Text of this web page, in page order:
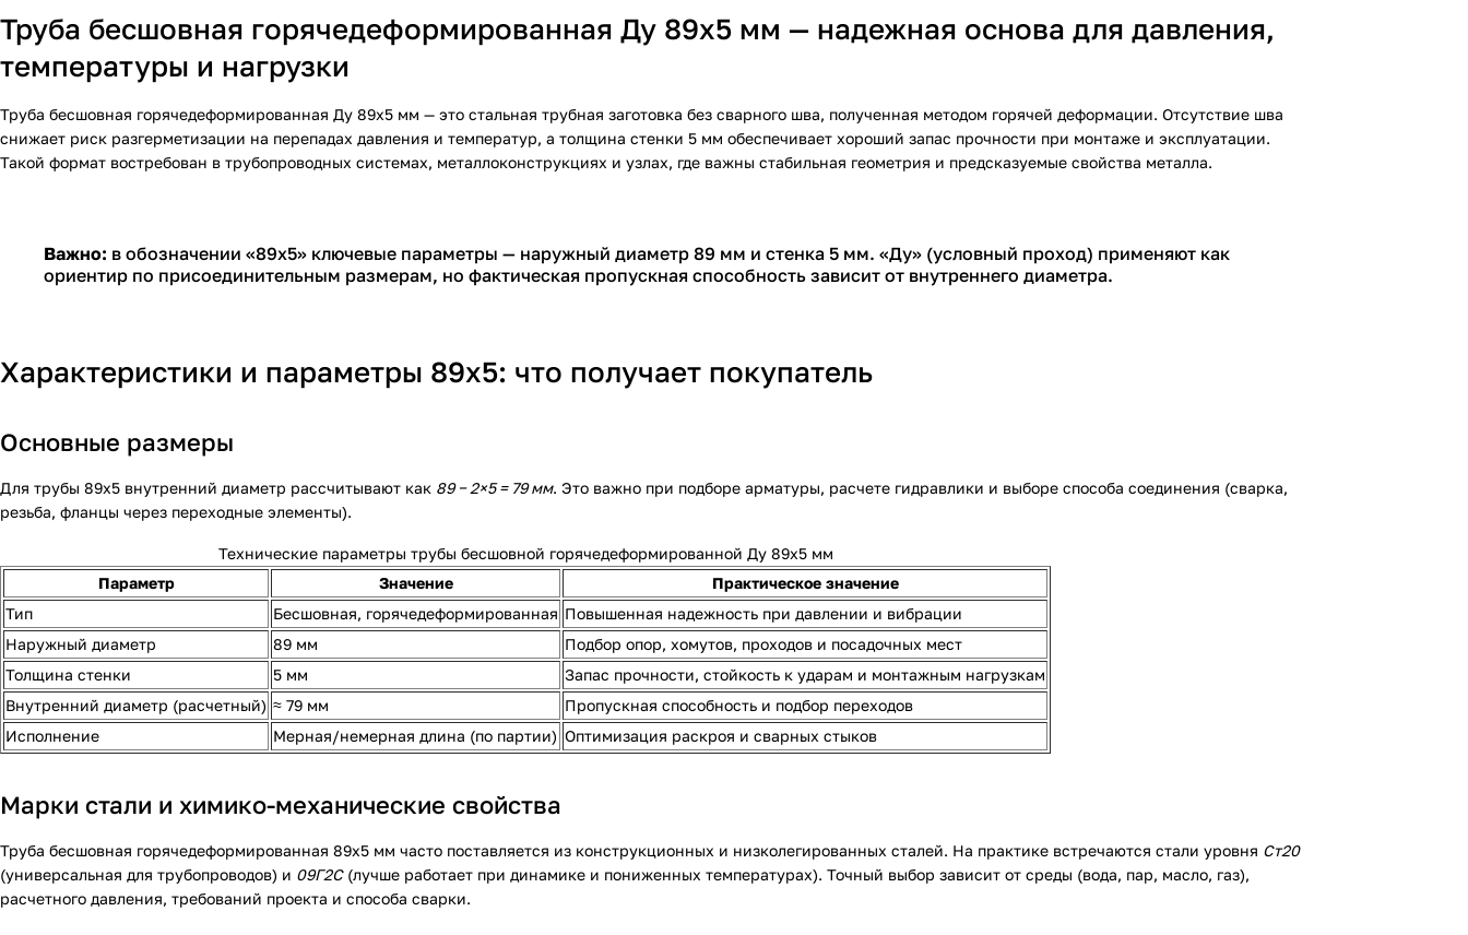
Труба бесшовная горячедеформированная Ду 89х5 мм — надежная основа для давления,
температуры и нагрузки
Труба бесшовная горячедеформированная Ду 89х5 мм — это стальная трубная заготовка без сварного шва, полученная методом горячей деформации. Отсутствие шва
снижает риск разгерметизации на перепадах давления и температур, а толщина стенки 5 мм обеспечивает хороший запас прочности при монтаже и эксплуатации.
Такой формат востребован в трубопроводных системах, металлоконструкциях и узлах, где важны стабильная геометрия и предсказуемые свойства металла.
Важно: в обозначении «89х5» ключевые параметры — наружный диаметр 89 мм и стенка 5 мм. «Ду» (условный проход) применяют как
ориентир по присоединительным размерам, но фактическая пропускная способность зависит от внутреннего диаметра.
Характеристики и параметры 89х5: что получает покупатель
Основные размеры
Для трубы 89х5 внутренний диаметр рассчитывают как 89 − 2×5 = 79 мм. Это важно при подборе арматуры, расчете гидравлики и выборе способа соединения (сварка,
резьба, фланцы через переходные элементы).
Технические параметры трубы бесшовной горячедеформированной Ду 89х5 мм
Параметр
Значение
Практическое значение
Тип
Бесшовная, горячедеформированная Повышенная надежность при давлении и вибрации
Наружный диаметр
89 мм
Подбор опор, хомутов, проходов и посадочных мест
Толщина стенки
5 мм
Запас прочности, стойкость к ударам и монтажным нагрузкам
Внутренний диаметр (расчетный) ≈ 79 мм
Пропускная способность и подбор переходов
Исполнение
Мерная/немерная длина (по партии) Оптимизация раскроя и сварных стыков
Марки стали и химико-механические свойства
Труба бесшовная горячедеформированная 89х5 мм часто поставляется из конструкционных и низколегированных сталей. На практике встречаются стали уровня Ст20
(универсальная для трубопроводов) и 09Г2С(лучше работает при динамике и пониженных температурах). Точный выбор зависит от среды (вода, пар, масло, газ),
расчетного давления, требований проекта и способа сварки.